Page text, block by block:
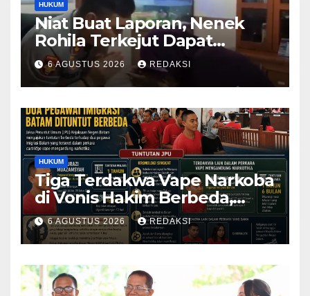
HUKUM
Niat Buat Laporan, Nenek
Rohila Terkejut Dapat
Bantuan dari Kabid Propam
Kombes Pol Eddwi
6 AGUSTUS 2026 REDAKSI
HUKUM
Tiga Terdakwa Vape Narkoba
di Vonis Hakim Berbeda,
Oknum Pegawai Imigrasi
Batam Paling Ringan
6 AGUSTUS 2026 REDAKSI